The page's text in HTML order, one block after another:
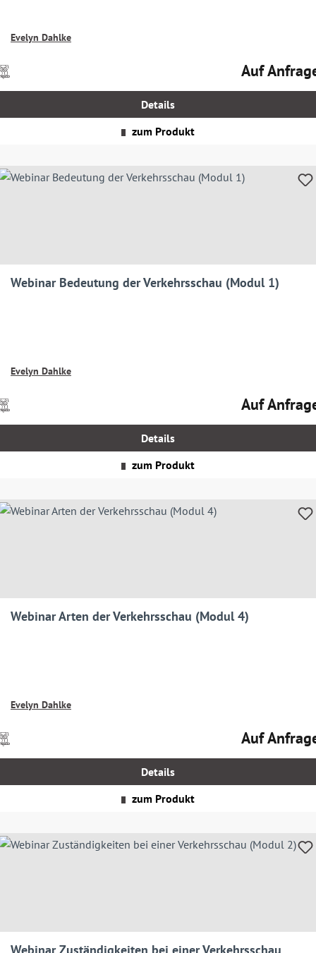
Evelyn Dahlke
Regulärer
Auf
Details
zum Produkt
Webinar Bedeutung der Verkehrsschau (Modul 1)
Evelyn Dahlke
Regulärer
Auf
Details
zum Produkt
Webinar Arten der Verkehrsschau (Modul 4)
Evelyn Dahlke
Regulärer
Auf
Details
zum Produkt